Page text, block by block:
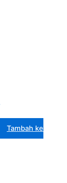
Tambah ke